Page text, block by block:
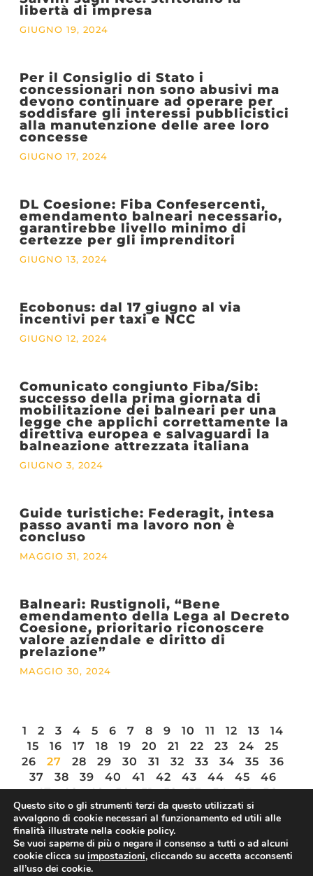
libertà di impresa
GIUGNO 19, 2024
Per il Consiglio di Stato i
concessionari non sono abusivi ma
devono continuare ad operare per
soddisfare gli interessi pubblicistici
alla manutenzione delle aree loro
concesse
GIUGNO 17, 2024
DL Coesione: Fiba Confesercenti,
emendamento balneari necessario,
garantirebbe livello minimo di
certezze per gli imprenditori
GIUGNO 13, 2024
Ecobonus: dal 17 giugno al via
incentivi per taxi e NCC
GIUGNO 12, 2024
Comunicato congiunto Fiba/Sib:
successo della prima giornata di
mobilitazione dei balneari per una
legge che applichi correttamente la
direttiva europea e salvaguardi la
balneazione attrezzata italiana
GIUGNO 3, 2024
Guide turistiche: Federagit, intesa
passo avanti ma lavoro non è
concluso
MAGGIO 31, 2024
Balneari: Rustignoli, “Bene
emendamento della Lega al Decreto
Coesione, prioritario riconoscere
valore aziendale e diritto di
prelazione”
MAGGIO 30, 2024
1 2 3 4 5 6 7 8 9 10 11 12 13
14
15
16 17 18 19 20 21 22 23 24
25
26
27 28 29 30 31 32 33 34 35
36
37
38 39 40 41 42 43 44 45
46
47
48 49 50 51 52 53 54 55 56
ASSOTURISMO
Questo sito o gli strumenti terzi da questo utilizzati si
avvalgono di cookie necessari al funzionamento ed utili alle
finalità illustrate nella cookie policy.
Se vuoi saperne di più o negare il consenso a tutti o ad alcuni
cookie clicca su impostazioni, cliccando su accetta acconsenti
all’uso dei cookie.